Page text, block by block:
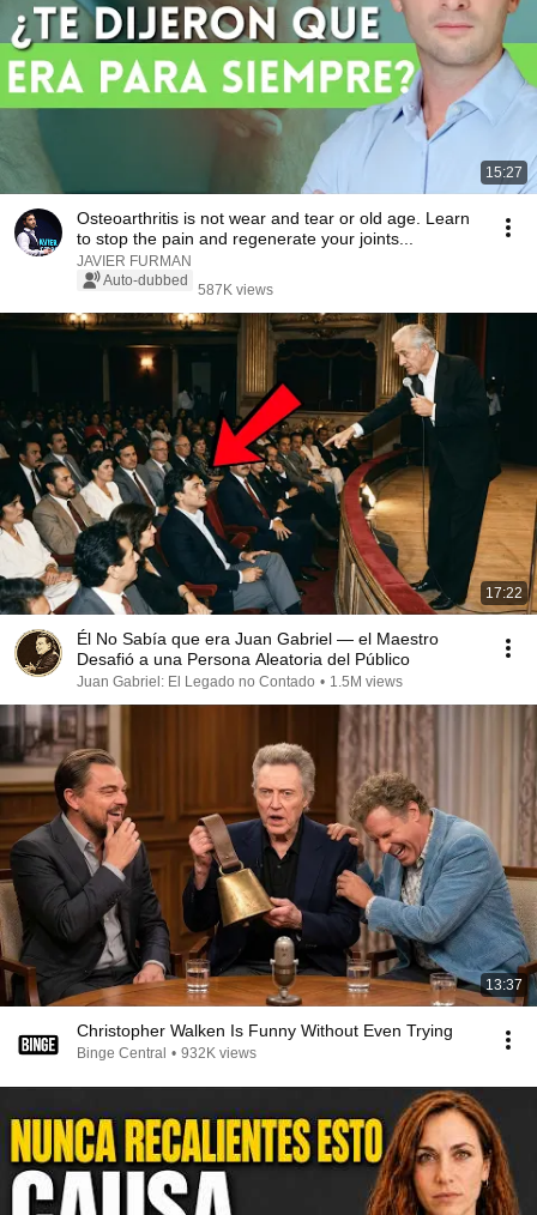
15:27
Osteoarthritis is not wear and tear or old age. Learn
to stop the pain and regenerate your joints...
JAVIER FURMAN
Auto-dubbed
587K views
17:22
Él No Sabía que era Juan Gabriel — el Maestro
Desafió a una Persona Aleatoria del Público
Juan Gabriel: El Legado no Contado • 1.5M views
13:37
Christopher Walken Is Funny Without Even Trying
Binge Central • 932K views